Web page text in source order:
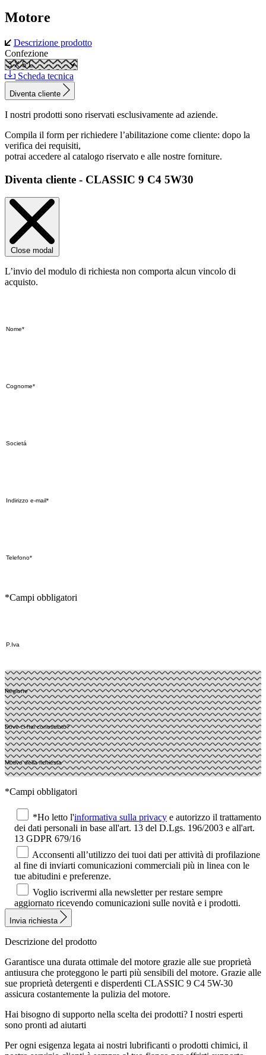
Motore
Descrizione prodotto
Confezione
Scheda tecnica
Diventa cliente
I nostri prodotti sono riservati esclusivamente ad aziende.
Compila il form per richiedere l’abilitazione come cliente: dopo la
verifica dei requisiti,
potrai accedere al catalogo riservato e alle nostre forniture.
Diventa cliente - CLASSIC 9 C4 5W30
Close modal
L’invio del modulo di richiesta non comporta alcun vincolo di
acquisto.
*Campi obbligatori
*Campi obbligatori
*Ho letto l'informativa sulla privacy e autorizzo il trattamento
dei dati personali in base all'art. 13 del D.Lgs. 196/2003 e all'art.
13 GDPR 679/16
Acconsenti all’utilizzo dei tuoi dati per attività di profilazione
al fine di inviarti comunicazioni commerciali più in linea con le
tue abitudini e preferenze.
Voglio iscrivermi alla newsletter per restare sempre
aggiornato ricevendo comunicazioni sulle novità e i prodotti.
Invia richiesta
Descrizione del prodotto
Garantisce una durata ottimale del motore grazie alle sue proprietà
antiusura che proteggono le parti più sensibili del motore. Grazie alle
sue proprietà detergenti e disperdenti CLASSIC 9 C4 5W-30
assicura costantemente la pulizia del motore.
Hai bisogno di supporto nella scelta dei prodotti? I nostri esperti
sono pronti ad aiutarti
Per ogni esigenza legata ai nostri lubrificanti o prodotti chimici, il